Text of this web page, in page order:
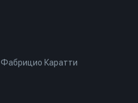
Фабрицио Каратти